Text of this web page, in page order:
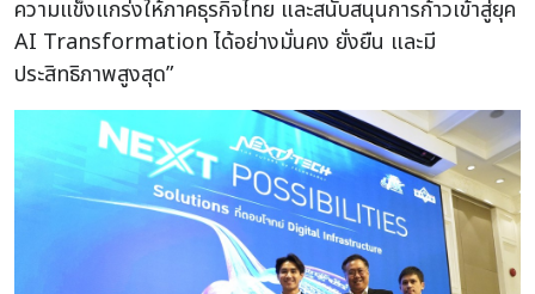
ความแข็งแกร่งให้ภาคธุรกิจไทย และสนับสนุนการก้าวเข้าสู่ยุค
AI Transformation ได้อย่างมั่นคง ยั่งยืน และมี
ประสิทธิภาพสูงสุด”